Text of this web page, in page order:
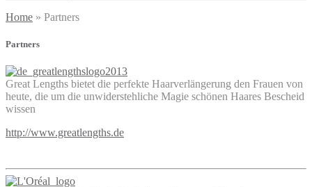
Home » Partners
Partners
Great Lengths bietet die perfekte Haarverlängerung den Frauen von
heute, die um die unwiderstehliche Magie schönen Haares Bescheid
wissen
http://www.greatlengths.de